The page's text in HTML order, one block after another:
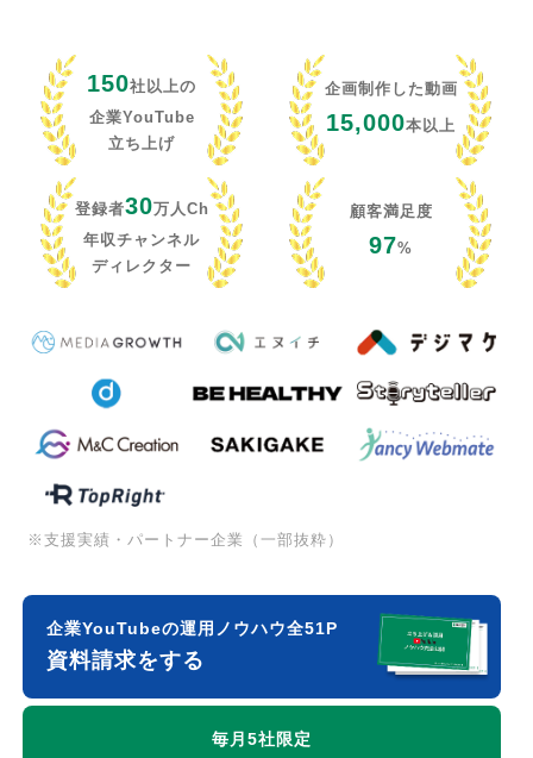
150社以上の
企業YouTube
立ち上げ
企画制作した動画
15,000本以上
登録者30万人Ch
年収チャンネル
ディレクター
顧客満足度
97%
※支援実績・パートナー企業（一部抜粋）
企業YouTubeの運用ノウハウ全51P
資料請求をする
毎月5社限定